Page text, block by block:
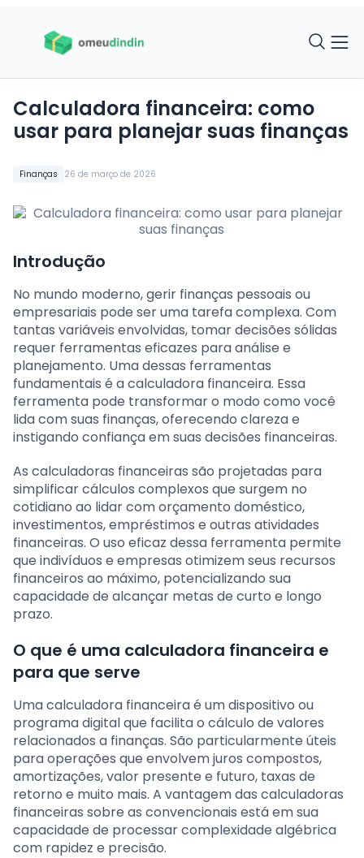
Finanças 26 de março de 2026
Calculadora financeira: como
usar para planejar suas finanças
Introdução
No mundo moderno, gerir finanças pessoais ou
empresariais pode ser uma tarefa complexa. Com
tantas variáveis envolvidas, tomar decisões sólidas
requer ferramentas eficazes para análise e
planejamento. Uma dessas ferramentas
fundamentais é a calculadora financeira. Essa
ferramenta pode transformar o modo como você
lida com suas finanças, oferecendo clareza e
instigando confiança em suas decisões financeiras.
As calculadoras financeiras são projetadas para
simplificar cálculos complexos que surgem no
cotidiano ao lidar com orçamento doméstico,
investimentos, empréstimos e outras atividades
financeiras. O uso eficaz dessa ferramenta permite
que indivíduos e empresas otimizem seus recursos
financeiros ao máximo, potencializando sua
capacidade de alcançar metas de curto e longo
prazo.
O que é uma calculadora financeira e
para que serve
Uma calculadora financeira é um dispositivo ou
programa digital que facilita o cálculo de valores
relacionados a finanças. São particularmente úteis
para operações que envolvem juros compostos,
amortizações, valor presente e futuro, taxas de
retorno e muito mais. A vantagem das calculadoras
financeiras sobre as convencionais está em sua
capacidade de processar complexidade algébrica
com rapidez e precisão.